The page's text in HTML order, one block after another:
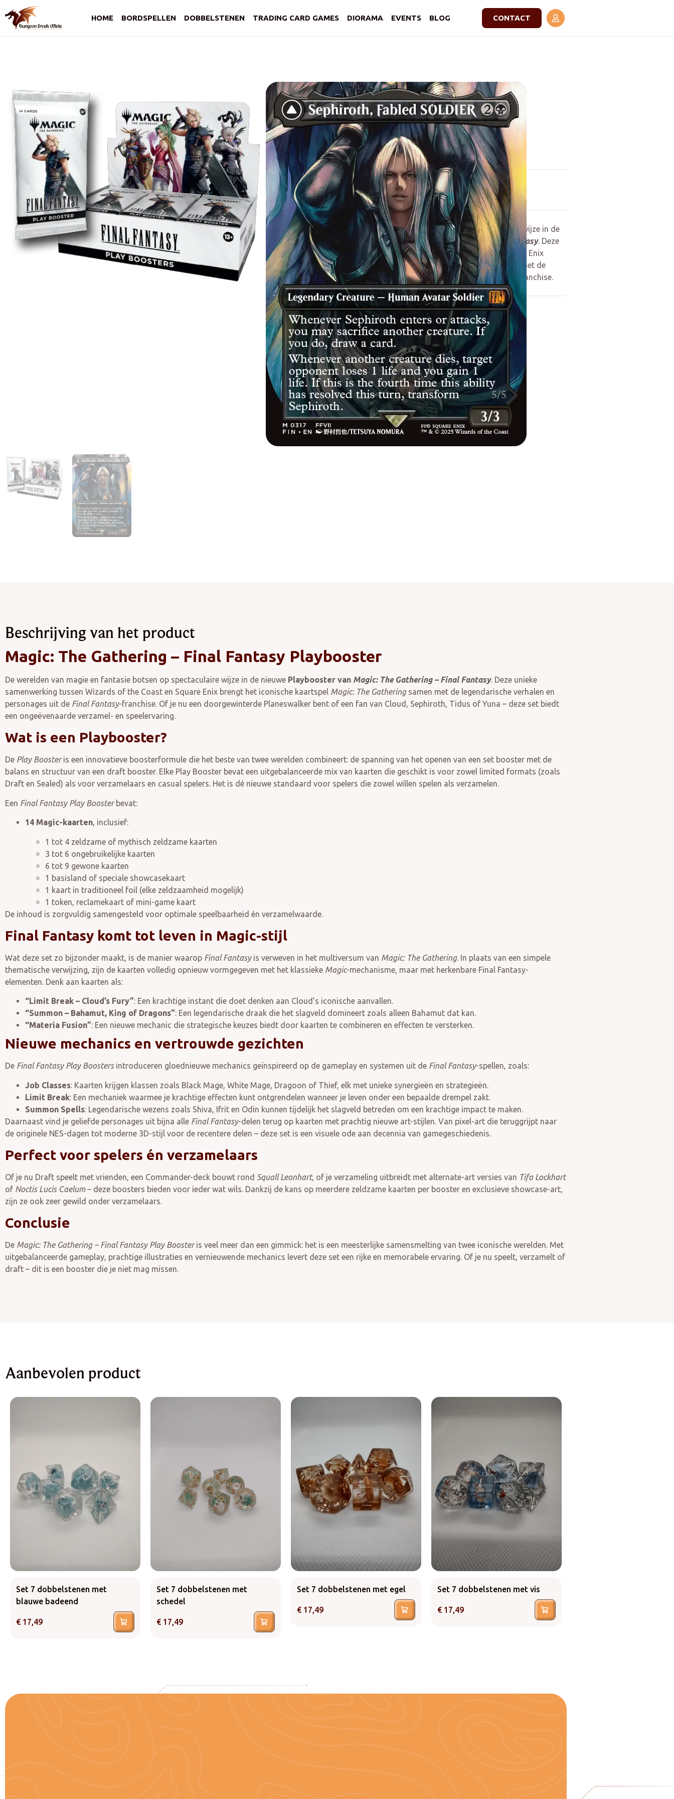
HOME BORDSPELLEN DOBBELSTENEN TRADING CARD GAMES DIORAMA EVENTS BLOG CONTACT
Op voorraad
Final Fantasy playbooster
€7,49
Dit product verkopen wij alleen in onze winkel
De werelden van magie en fantasie botsen op spectaculaire wijze in de
nieuwe
Play Booster van Magic: The Gathering – Final Fantasy. Deze
unieke samenwerking tussen Wizards of the Coast en Square Enix
brengt het iconische kaartspelMagic: The Gatheringsamen met de
legendarische verhalen en personages uit deFinal Fantasy -franchise.
Verzending van woensdag tot en met zaterdag
Beschrijving van het product
Magic: The Gathering – Final Fantasy Playbooster
De werelden van magie en fantasie botsen op spectaculaire wijze in de nieuwe Playbooster van Magic: The Gathering – Final Fantasy. Deze unieke
samenwerking tussen Wizards of the Coast en Square Enix brengt het iconische kaartspel Magic: The Gatheringsamen met de legendarische verhalen en
personages uit de Final Fantasy-franchise. Of je nu een doorgewinterde Planeswalker bent of een fan van Cloud, Sephiroth, Tidus of Yuna – deze set biedt
een ongeëvenaarde verzamel- en speelervaring.
Wat is een Playbooster?
De Play Boosteris een innovatieve boosterformule die het beste van twee werelden combineert: de spanning van het openen van een set booster met de
balans en structuur van een draft booster. Elke Play Booster bevat een uitgebalanceerde mix van kaarten die geschikt is voor zowel limited formats (zoals
Draft en Sealed) als voor verzamelaars en casual spelers. Het is dé nieuwe standaard voor spelers die zowel willen spelen als verzamelen.
Een Final Fantasy Play Boosterbevat:
14 Magic-kaarten, inclusief:
1 tot 4 zeldzame of mythisch zeldzame kaarten
3 tot 6 ongebruikelijke kaarten
6 tot 9 gewone kaarten
1 basisland of speciale showcasekaart
1 kaart in traditioneel foil (elke zeldzaamheid mogelijk)
1 token, reclamekaart of mini-game kaart
De inhoud is zorgvuldig samengesteld voor optimale speelbaarheid én verzamelwaarde.
Final Fantasy komt tot leven in Magic-stijl
Wat deze set zo bijzonder maakt, is de manier waarop Final Fantasyis verweven in het multiversum van Magic: The Gathering. In plaats van een simpele
thematische verwijzing, zijn de kaarten volledig opnieuw vormgegeven met het klassieke Magic-mechanisme, maar met herkenbare Final Fantasy-
elementen. Denk aan kaarten als:
“Limit Break – Cloud’s Fury”: Een krachtige instant die doet denken aan Cloud’s iconische aanvallen.
“Summon – Bahamut, King of Dragons”: Een legendarische draak die het slagveld domineert zoals alleen Bahamut dat kan.
“Materia Fusion”: Een nieuwe mechanic die strategische keuzes biedt door kaarten te combineren en effecten te versterken.
Nieuwe mechanics en vertrouwde gezichten
De Final Fantasy Play Boostersintroduceren gloednieuwe mechanics geïnspireerd op de gameplay en systemen uit de Final Fantasy-spellen, zoals:
Job Classes: Kaarten krijgen klassen zoals Black Mage, White Mage, Dragoon of Thief, elk met unieke synergieën en strategieën.
Limit Break: Een mechaniek waarmee je krachtige effecten kunt ontgrendelen wanneer je leven onder een bepaalde drempel zakt.
Summon Spells: Legendarische wezens zoals Shiva, Ifrit en Odin kunnen tijdelijk het slagveld betreden om een krachtige impact te maken.
Daarnaast vind je geliefde personages uit bijna alle Final Fantasy-delen terug op kaarten met prachtig nieuwe art-stijlen. Van pixel-art die teruggrijpt naar
de originele NES-dagen tot moderne 3D-stijl voor de recentere delen – deze set is een visuele ode aan decennia van gamegeschiedenis.
Perfect voor spelers én verzamelaars
Of je nu Draft speelt met vrienden, een Commander-deck bouwt rond Squall Leonhart, of je verzameling uitbreidt met alternate-art versies van Tifa Lockhart
of Noctis Lucis Caelum– deze boosters bieden voor ieder wat wils. Dankzij de kans op meerdere zeldzame kaarten per booster en exclusieve showcase-art,
zijn ze ook zeer gewild onder verzamelaars.
Conclusie
De Magic: The Gathering – Final Fantasy Play Boosteris veel meer dan een gimmick: het is een meesterlijke samensmelting van twee iconische werelden. Met
uitgebalanceerde gameplay, prachtige illustraties en vernieuwende mechanics levert deze set een rijke en memorabele ervaring. Of je nu speelt, verzamelt of
draft – dit is een booster die je niet mag missen.
Aanbevolen product
Set 7 dobbelstenen met
blauwe badeend
€ 17,49
Set 7 dobbelstenen met
schedel
€ 17,49
Set 7 dobbelstenen met egel
€ 17,49
Set 7 dobbelstenen met vis
€ 17,49